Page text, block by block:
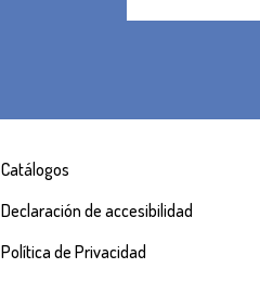
Catálogos
Declaración de accesibilidad
Política de Privacidad